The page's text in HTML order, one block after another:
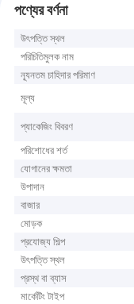
পণ্যের বর্ণনা
উৎপত্তি স্থল
পরিচিতিমুলক নাম
ন্যূনতম চাহিদার পরিমাণ
মূল্য
প্যাকেজিং বিবরণ
পরিশোধের শর্ত
যোগানের ক্ষমতা
উপাদান
বাজার
মোড়ক
প্রযোজ্য শিল্প
উৎপত্তি স্থল
প্রস্থ বা ব্যাস
মার্কেটিং টাইপ